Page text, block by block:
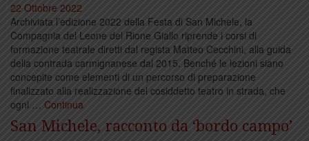
22 Ottobre 2022
Archiviata l’edizione 2022 della Festa di San Michele, la
Compagnia del Leone del Rione Giallo riprende i corsi di
formazione teatrale diretti dal regista Matteo Cecchini, alla guida
della contrada carmignanese dal 2015. Benché le lezioni siano
concepite come elementi di un percorso di preparazione
finalizzato alla realizzazione del cosiddetto teatro in strada, che
ogni … Continua
San Michele, racconto da ‘bordo campo’